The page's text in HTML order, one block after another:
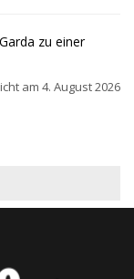
zu einer
am 4. August 2026